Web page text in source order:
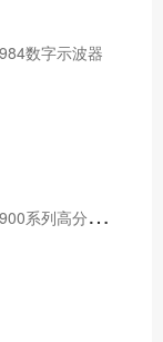
数字示波器
普
源MHO900系列高分辨率数字示波器